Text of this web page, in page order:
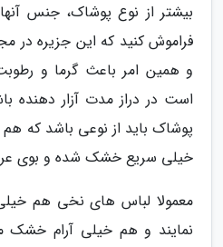
بیشتر از نوع پوشاک، جنس
فراموش کنید که این جزیره در
و همین امر باعث گرما و
است در دراز مدت آزار
پوشاک باید از نوعی باشد که
خیلی سریع خشک شده و بوی
معمولا لباس های نخی هم
نمایند و هم خیلی آرام